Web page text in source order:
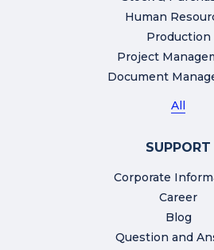
Human
Production
Project
Document
All
SUPPORT
Corporate
Career
Blog
Question and